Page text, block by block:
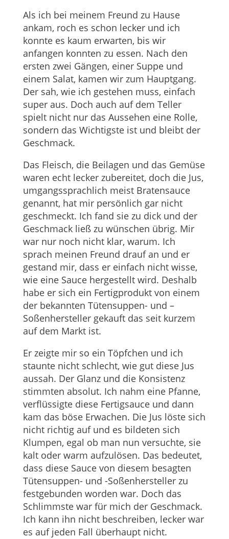
Als ich bei meinem Freund zu Hause
ankam, roch es schon lecker und ich
konnte es kaum erwarten, bis wir
anfangen konnten zu essen. Nach den
ersten zwei Gängen, einer Suppe und
einem Salat, kamen wir zum Hauptgang.
Der sah, wie ich gestehen muss, einfach
super aus. Doch auch auf dem Teller
spielt nicht nur das Aussehen eine Rolle,
sondern das Wichtigste ist und bleibt der
Geschmack.
Das Fleisch, die Beilagen und das Gemüse
waren echt lecker zubereitet, doch die Jus,
umgangssprachlich meist Bratensauce
genannt, hat mir persönlich gar nicht
geschmeckt. Ich fand sie zu dick und der
Geschmack ließ zu wünschen übrig. Mir
war nur noch nicht klar, warum. Ich
sprach meinen Freund drauf an und er
gestand mir, dass er einfach nicht wisse,
wie eine Sauce hergestellt wird. Deshalb
habe er sich ein Fertigprodukt von einem
der bekannten Tütensuppen- und –
Soßenhersteller gekauft das seit kurzem
auf dem Markt ist.
Er zeigte mir so ein Töpfchen und ich
staunte nicht schlecht, wie gut diese Jus
aussah. Der Glanz und die Konsistenz
stimmten absolut. Ich nahm eine Pfanne,
verflüssigte diese Fertigsauce und dann
kam das böse Erwachen. Die Jus löste sich
nicht richtig auf und es bildeten sich
Klumpen, egal ob man nun versuchte, sie
kalt oder warm aufzulösen. Das bedeutet,
dass diese Sauce von diesem besagten
Tütensuppen- und -Soßenhersteller zu
festgebunden worden war. Doch das
Schlimmste war für mich der Geschmack.
Ich kann ihn nicht beschreiben, lecker war
es auf jeden Fall überhaupt nicht.